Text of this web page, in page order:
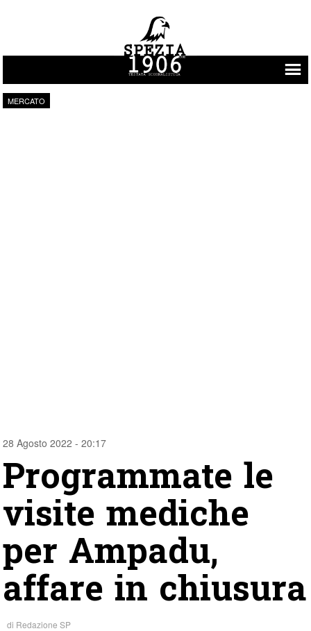
Vai al contenuto
MERCATO
28 Agosto 2022 - 20:17
Programmate le
visite mediche
per Ampadu,
affare in chiusura
di Redazione SP